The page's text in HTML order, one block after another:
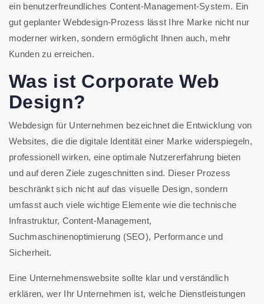
ein benutzerfreundliches Content-Management-System. Ein
gut geplanter Webdesign-Prozess lässt Ihre Marke nicht nur
moderner wirken, sondern ermöglicht Ihnen auch, mehr
Kunden zu erreichen.
Was ist Corporate Web
Design?
Webdesign für Unternehmen bezeichnet die Entwicklung von
Websites, die die digitale Identität einer Marke widerspiegeln,
professionell wirken, eine optimale Nutzererfahrung bieten
und auf deren Ziele zugeschnitten sind. Dieser Prozess
beschränkt sich nicht auf das visuelle Design, sondern
umfasst auch viele wichtige Elemente wie die technische
Infrastruktur, Content-Management,
Suchmaschinenoptimierung (SEO), Performance und
Sicherheit.
Eine Unternehmenswebsite sollte klar und verständlich
erklären, wer Ihr Unternehmen ist, welche Dienstleistungen